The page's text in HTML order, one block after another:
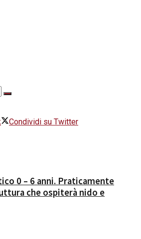
Condividi su Twitter
0 – 6 anni. Praticamente
che ospiterà nido e